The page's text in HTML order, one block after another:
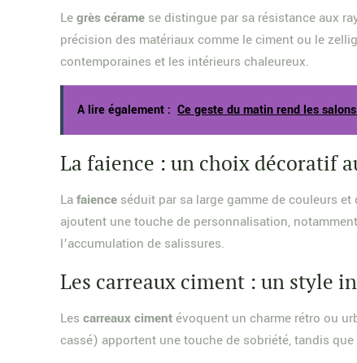
Legrès cérame se distingue par sa résistance aux
précision des matériaux comme le ciment ou le
contemporaines et les intérieurs chaleureux.
A lire également : Ce geste du matin rend les
La faience : un choix décoratif
Lafaience séduit par sa large gamme de couleurs
ajoutent une touche de personnalisation,
l’accumulation de salissures.
Les carreaux ciment : un style
Lescarreaux cimentévoquent un charme rétro ou
cassé) apportent une touche de sobriété, tandis